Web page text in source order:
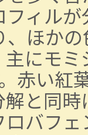
ィル
ほか
にモ
赤い紅
と同
バフ